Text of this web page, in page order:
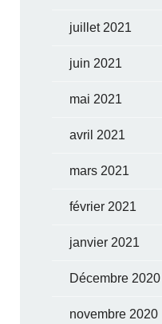
juillet 2021
juin 2021
mai 2021
avril 2021
mars 2021
février 2021
janvier 2021
Décembre 2020
novembre 2020